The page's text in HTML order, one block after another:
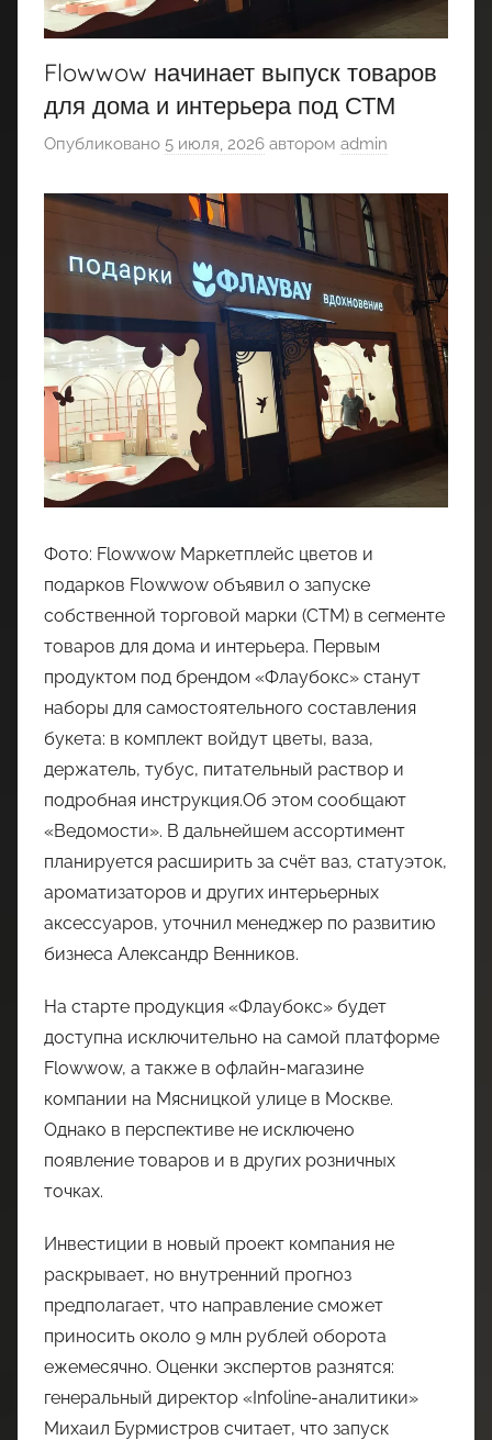
Flowwow начинает выпуск товаров
для дома и интерьера под СТМ
Опубликовано 5 июля, 2026 автором admin
Фото: Flowwow Маркетплейс цветов и
подарков Flowwow объявил о запуске
собственной торговой марки (СТМ) в сегменте
товаров для дома и интерьера. Первым
продуктом под брендом «Флаубокс» станут
наборы для самостоятельного составления
букета: в комплект войдут цветы, ваза,
держатель, тубус, питательный раствор и
подробная инструкция.Об этом сообщают
«Ведомости». В дальнейшем ассортимент
планируется расширить за счёт ваз, статуэток,
ароматизаторов и других интерьерных
аксессуаров, уточнил менеджер по развитию
бизнеса Александр Венников.
На старте продукция «Флаубокс» будет
доступна исключительно на самой платформе
Flowwow, а также в офлайн-магазине
компании на Мясницкой улице в Москве.
Однако в перспективе не исключено
появление товаров и в других розничных
точках.
Инвестиции в новый проект компания не
раскрывает, но внутренний прогноз
предполагает, что направление сможет
приносить около 9 млн рублей оборота
ежемесячно. Оценки экспертов разнятся:
генеральный директор «Infoline-аналитики»
Михаил Бурмистров считает, что запуск